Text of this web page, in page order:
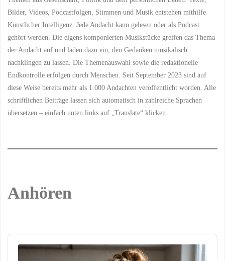
Bilder, Videos, Podcastfolgen, Stimmen und Musik entstehen mithilfe
Künstlicher Intelligenz. Jede Andacht kann gelesen oder als Podcast
gehört werden. Die eigens komponierten Musikstücke greifen das Thema
der Andacht auf und laden dazu ein, den Gedanken musikalisch
nachklingen zu lassen. Die Themenauswahl sowie die redaktionelle
Endkontrolle erfolgen durch Menschen. Seit September 2023 sind auf
diese Weise bereits mehr als 1.000 Andachten veröffentlicht worden. Alle
schriftlichen Beiträge lassen sich automatisch in zahlreiche Sprachen
übersetzen – einfach unten links auf „Translate“ klicken.
Anhören
Audio
Player